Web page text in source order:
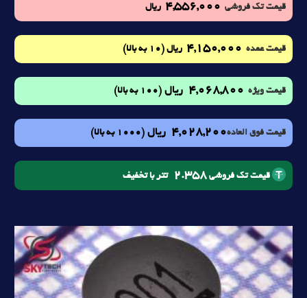
قیمت تک فروشی 4,556,000 ریال
قیمت عمده 4,150,000 ریال (10 به بالا)
قیمت ویژه 4,068,800 ریال (100 به بالا)
قیمت فوق العاده4,028,200 ریال (1000 به بالا)
قیمت تک فروشی 2.358 تتر با تخفیف